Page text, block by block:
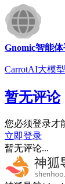
Gnomic智能体
CarrotAI大模型
暂无评论
您必须登录才
立即登录
暂无评论...